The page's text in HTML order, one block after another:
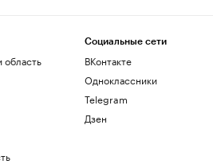
область
Социальные сети
ВКонтакте
Одноклассники
Telegram
Дзен